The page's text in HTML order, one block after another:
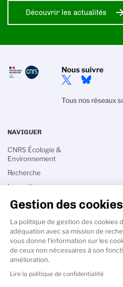
Découvrir les actualités
Nous suivre
Tous nos réseaux
NAVIGUER
CNRS Écologie &
Environnement
Recherche
Innovation
International
Gestion des cookies
La politique de gestion des cookies
adéquation avec sa mission de
vous donne l’information sur les
de ceux non nécessaires à son
amélioration.
Lire la politique de confidentialité